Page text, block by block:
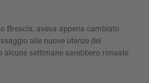
Brescia, aveva appena cambiato
alle nuove utenze del
alcune settimane sarebbero rimaste